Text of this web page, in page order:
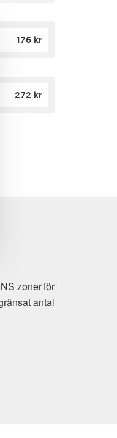
176 kr
272 kr
zoner för
antal